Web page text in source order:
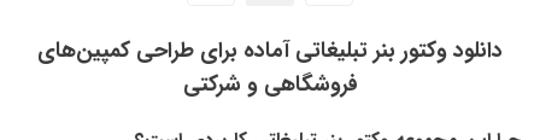
دانلود وکتور بنر تبلیغاتی آماده برای طراحی کمپین‌های
فروشگاهی و شرکتی